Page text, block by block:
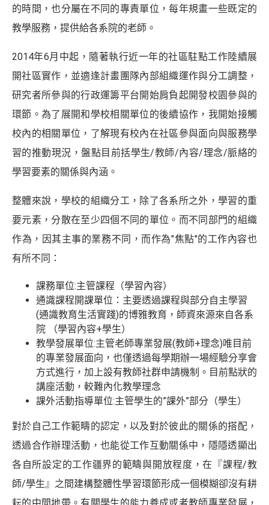
的時間，也分屬在不同的專責單位，每年規畫一些既定的
教學服務，提供給各系院的老師。
2014年6月中起，隨著執行近一年的社區駐點工作陸續展
開社區實作，並適逢計畫團隊內部組織運作與分工調整，
研究者所參與的行政運籌平台開始肩負起開發校園參與的
環節。為了展開和學校相關單位的後續協作，我開始接觸
校內的相關單位，了解現有校內在社區參與面向與服務學
習的推動現況，盤點目前括學生/教師/內容/理念/脈絡的
學習要素的關係與內涵。
整體來說，學校的組織分工，除了各系所之外，學習的重
要元素，分散在至少四個不同的單位。而不同部門的組織
作為，因其主事的業務不同，而作為"焦點"的工作內容也
有所不同：
課務單位:主管課程（學習內容）
通識課程開課單位：主要透過課程與部分自主學習
(通識教育生活實踐)的博雅教育，師資來源來自各系
院 （學習內容+學生）
教學發展單位:主管老師專業發展(教師+理念)唯目前
的專業發展面向，也僅透過每學期辦一場經驗分享會
方式進行，加上設有教師社群申請機制。目前點狀的
講座活動，較難內化教學理念
課外活動指導單位:主管學生的”課外”部分（學生）
對於自己工作範疇的認定，以及對於彼此的關係的搭配，
透過合作辦理活動，也能從工作互動關係中，隱隱透顯出
各自所設定的工作疆界的範疇與開放程度，在『課程/教
師/學生』之間建構整體性學習環節形成一個模糊卻沒有耕
耘的中間地帶。有關學生的能力養成或者教師專業發展，